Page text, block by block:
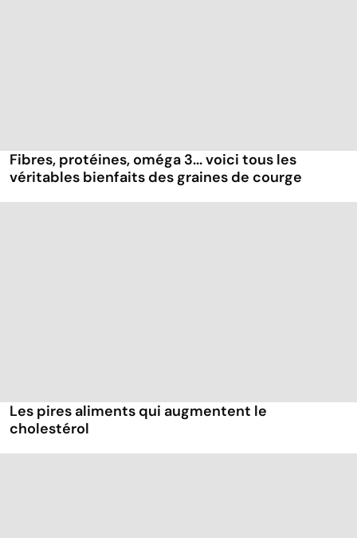
Fibres, protéines, oméga 3... voici tous les
véritables bienfaits des graines de courge
Les pires aliments qui augmentent le
cholestérol